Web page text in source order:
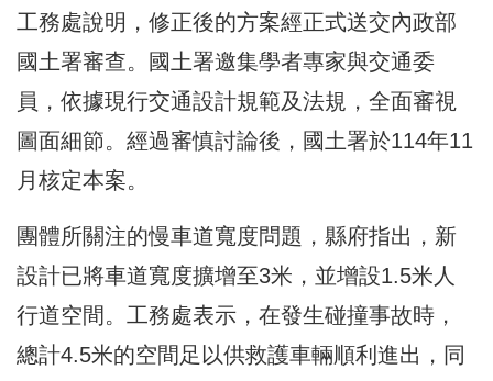
工務處說明，修正後的方案經正式送交內政部
國土署審查。國土署邀集學者專家與交通委
員，依據現行交通設計規範及法規，全面審視
圖面細節。經過審慎討論後，國土署於114年11
月核定本案。
團體所關注的慢車道寬度問題，縣府指出，新
設計已將車道寬度擴增至3米，並增設1.5米人
行道空間。工務處表示，在發生碰撞事故時，
總計4.5米的空間足以供救護車輛順利進出，同